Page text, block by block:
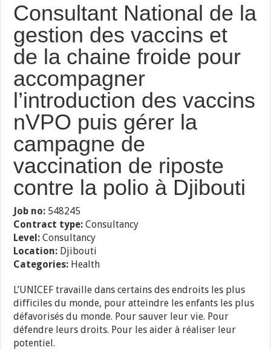
Consultant National de la
gestion des vaccins et
de la chaine froide pour
accompagner
l’introduction des vaccins
nVPO puis gérer la
campagne de
vaccination de riposte
contre la polio à Djibouti
Job no: 548245
Contract type: Consultancy
Level: Consultancy
Location: Djibouti
Categories: Health
L’UNICEF travaille dans certains des endroits les plus
difficiles du monde, pour atteindre les enfants les plus
défavorisés du monde. Pour sauver leur vie. Pour
défendre leurs droits. Pour les aider à réaliser leur
potentiel.